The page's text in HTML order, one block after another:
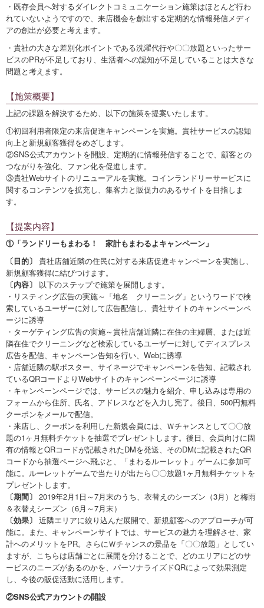
・既存会員へ対するダイレクトコミュニケーション施策はほとんど行わ
れていないようですので、来店機会を創出する定期的な情報発信メディ
アの創出が必要と考えます。
・貴社の大きな差別化ポイントである洗濯代行や〇〇放題といったサー
ビスのPRが不足しており、生活者への認知が不足していることは大きな
問題と考えます。
【施策概要】
上記の課題を解決するため、以下の施策を提案いたします。
①初回利用者限定の来店促進キャンペーンを実施。貴社サービスの認知
向上と新規顧客獲得をめざします。
②SNS公式アカウントを開設、定期的に情報発信することで、顧客との
つながりを強化、ファン化を促進します。
③貴社Webサイトのリニューアルを実施。コインランドリーサービスに
関するコンテンツを拡充し、集客力と販促力のあるサイトを目指しま
す。
【提案内容】
①「ランドリーもまわる！ 家計もまわるよキャンペーン」
〔目的〕 貴社店舗近隣の住民に対する来店促進キャンペーンを実施し、
新規顧客獲得に結びつけます。
〔内容〕 以下のステップで施策を展開します。
・リスティング広告の実施～「地名 クリーニング」というワードで検
索しているユーザーに対して広告配信し、貴社サイトのキャンペーンペ
ージに誘導
・ターゲティング広告の実施～貴社店舗近隣に在住の主婦層、または近
隣在住でクリーニングなど検索しているユーザーに対してディスプレス
広告を配信、キャンペーン告知を行い、Webに誘導
・店舗近隣の駅ポスター、サイネージでキャンペーンを告知、記載され
ているQRコードよりWebサイトのキャンペーンページに誘導
・キャンペーンページでは、サービスの魅力を紹介、申し込みは専用の
フォームから住所、氏名、アドレスなどを入力し完了。後日、500円無料
クーポンをメールで配信。
・来店し、クーポンを利用した新規会員には、Ｗチャンスとして〇〇放
題の1ヶ月無料チケットを抽選でプレゼントします。後日、会員向けに固
有の情報とQRコードが記載されたDMを発送、そのDMに記載されたQR
コードから抽選ページへ飛ぶと、「まわるルーレット」ゲームに参加可
能に。ルーレットゲームで当たりが出たら〇〇放題1ヶ月無料チケットを
プレゼントします。
〔期間〕 2019年2月1日～7月末のうち、衣替えのシーズン（3月）と梅雨
＆衣替えシーズン（6月～7月末）
〔効果〕 近隣エリアに絞り込んだ展開で、新規顧客へのアプローチが可
能に。また、キャンペーンサイトでは、サービスの魅力を理解させ、家
計へのメリットをPR。さらにＷチャンスの景品を「〇〇放題」としてい
ますが、こちらは店舗ごとに展開を分けることで、どのエリアにどのサ
ービスのニーズがあるのかを、パーソナライズドQRによって効果測定
し、今後の販促活動に活用します。
②SNS公式アカウントの開設